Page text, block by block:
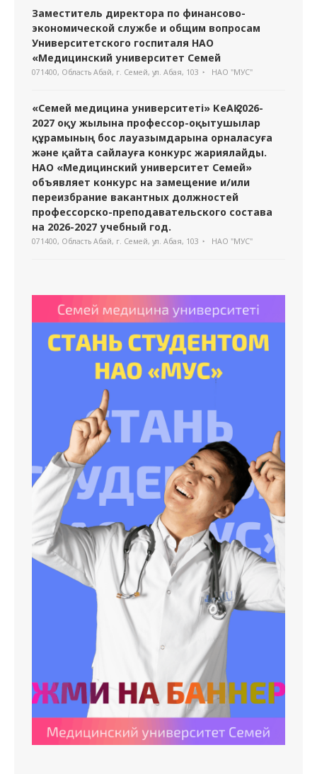
Заместитель директора по финансово-
экономической службе и общим вопросам
Университетского госпиталя НАО
«Медицинский университет Семей
071400, Область Абай, г. Семей, ул. Абая, 103 НАО "МУС"
«Семей медицина университеті» КеАҚ 2026-
2027 оқу жылына профессор-оқытушылар
құрамының бос лауазымдарына орналасуға
және қайта сайлауға конкурс жариялайды.
НАО «Медицинский университет Семей»
объявляет конкурс на замещение и/или
переизбрание вакантных должностей
профессорско-преподавательского состава
на 2026-2027 учебный год.
071400, Область Абай, г. Семей, ул. Абая, 103 НАО "МУС"